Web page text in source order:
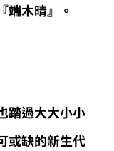
端木晴』。
踏過大大小小
或缺的新生代